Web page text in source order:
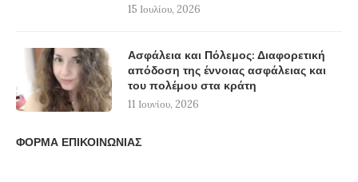
15 Ιουλίου, 2026
Ασφάλεια και Πόλεμος: Διαφορετική
απόδοση της έννοιας ασφάλειας και
του πολέμου στα κράτη
11 Ιουνίου, 2026
ΦΟΡΜΑ ΕΠΙΚΟΙΝΩΝΙΑΣ